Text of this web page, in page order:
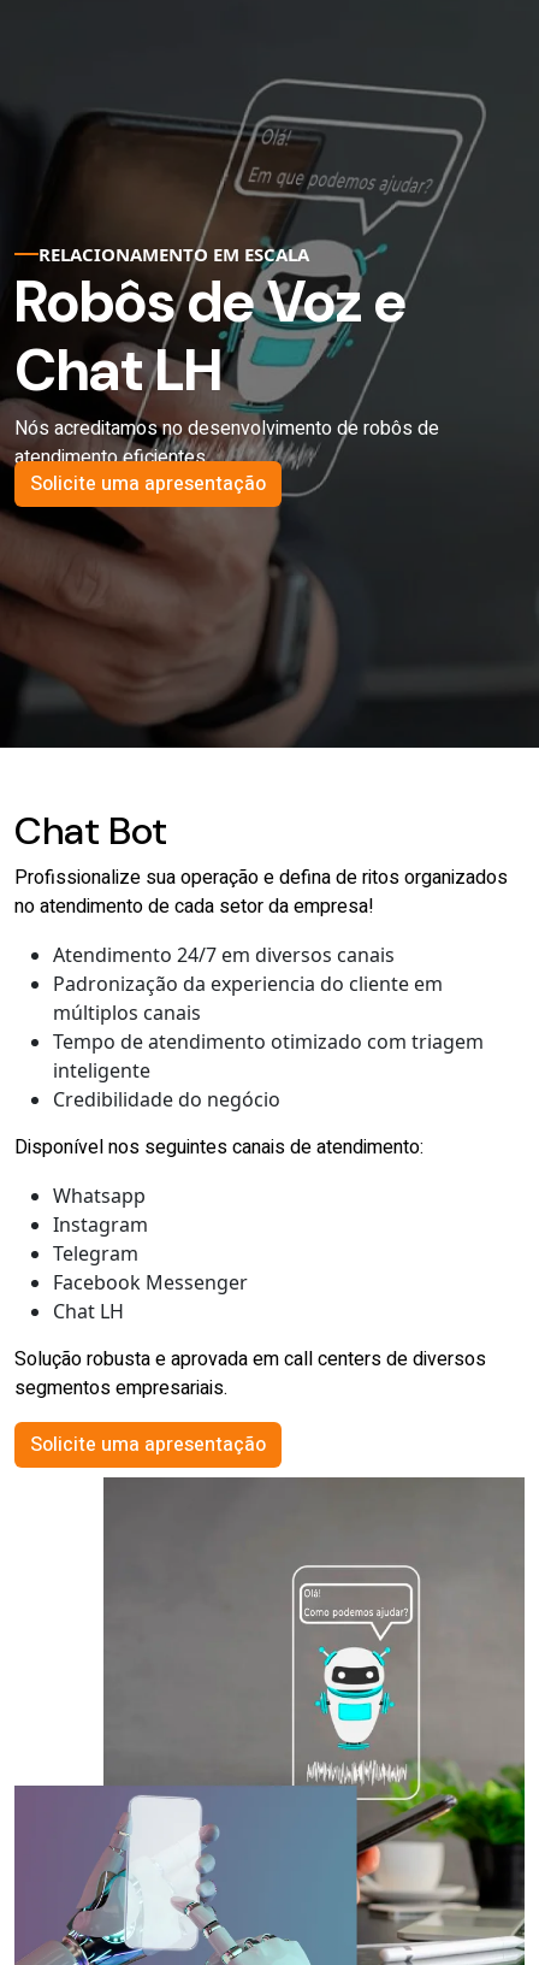
RELACIONAMENTO EM ESCALA
Robôs de Voz e
Chat LH
Nós acreditamos no desenvolvimento de robôs de
atendimento eficientes.
Solicite uma apresentação
Chat Bot
Profissionalize sua operação e defina de ritos organizados
no atendimento de cada setor da empresa!
Atendimento 24/7 em diversos canais
Padronização da experiencia do cliente em
múltiplos canais
Tempo de atendimento otimizado com triagem
inteligente
Credibilidade do negócio
Disponível nos seguintes canais de atendimento:
Whatsapp
Instagram
Telegram
Facebook Messenger
Chat LH
Solução robusta e aprovada em call centers de diversos
segmentos empresariais.
Solicite uma apresentação